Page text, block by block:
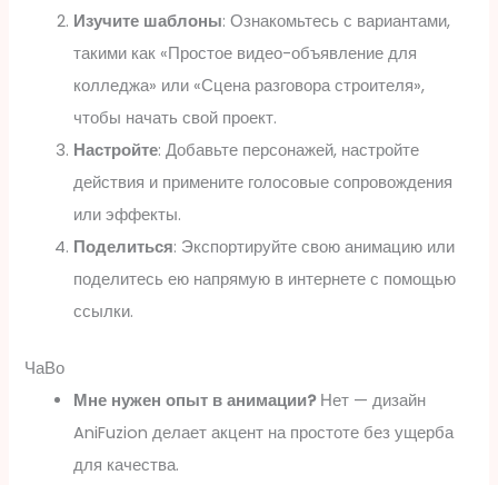
Изучите шаблоны: Ознакомьтесь с вариантами,
такими как «Простое видео-объявление для
колледжа» или «Сцена разговора строителя»,
чтобы начать свой проект.
Настройте: Добавьте персонажей, настройте
действия и примените голосовые сопровождения
или эффекты.
Поделиться: Экспортируйте свою анимацию или
поделитесь ею напрямую в интернете с помощью
ссылки.
ЧаВо
Мне нужен опыт в анимации?Нет — дизайн
AniFuzion делает акцент на простоте без ущерба
для качества.